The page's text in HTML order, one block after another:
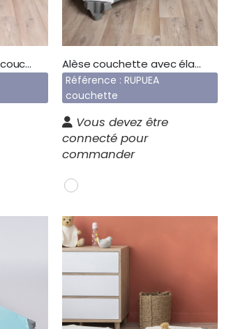
Sac matelassé hiver couchette imprimé ours SCCOTI Alèse couchette avec élastiques d’angles RUPUEA
Référence : RUPUEA
couchette
Vous devez être
connecté pour
commander